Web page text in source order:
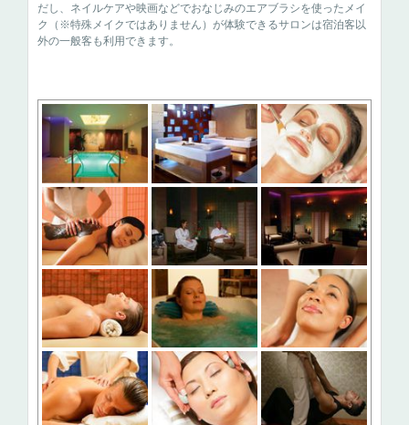
だし、ネイルケアや映画などでおなじみのエアブラシを使ったメイ
ク（※特殊メイクではありません）が体験できるサロンは宿泊客以
外の一般客も利用できます。